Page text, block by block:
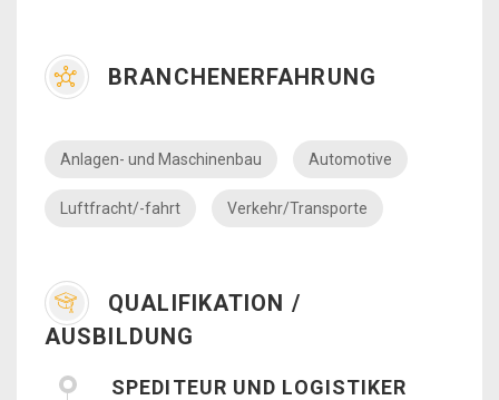
BRANCHENERFAHRUNG
Anlagen- und Maschinenbau Automotive
Luftfracht/-fahrt Verkehr/Transporte
QUALIFIKATION /
AUSBILDUNG
SPEDITEUR UND LOGISTIKER